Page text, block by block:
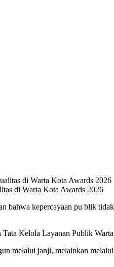
di Warta Kota Awards 2026
bahwa kepercayaan pu blik
Kelola Layanan Publik
melalui janji, melainkan